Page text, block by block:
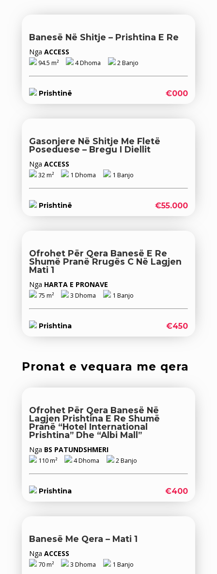
Banesë Në Shitje – Prishtina E Re
Nga ACCESS
94.5 m² 4 Dhoma 2 Banjo
Prishtinë €000
Gasonjere Në Shitje Me Fletë
Poseduese – Bregu I Diellit
Nga ACCESS
32 m² 1 Dhoma 1 Banjo
Prishtinë €55.000
Ofrohet Për ‪‎qera Banesë E Re
Shumë Pranë Rrugës C Në Lagjen
Mati 1
Nga HARTA E PRONAVE
75 m² 3 Dhoma 1 Banjo
Prishtina €450
Pronat e vequara me qera
Ofrohet Për Qera‬ Banesë Në
Lagjen Prishtina E Re Shumë
Pranë “Hotel International
Prishtina” Dhe “Albi Mall”
Nga BS PATUNDSHMERI
110 m² 4 Dhoma 2 Banjo
Prishtina €400
Banesë Me Qera – Mati 1
Nga ACCESS
70 m² 3 Dhoma 1 Banjo